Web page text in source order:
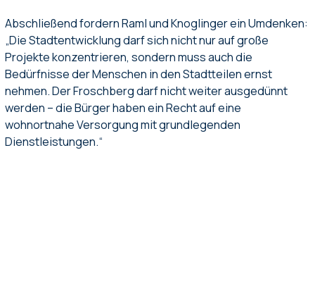
Abschließend fordern Raml und Knoglinger ein Umdenken:
„Die Stadtentwicklung darf sich nicht nur auf große
Projekte konzentrieren, sondern muss auch die
Bedürfnisse der Menschen in den Stadtteilen ernst
nehmen. Der Froschberg darf nicht weiter ausgedünnt
werden – die Bürger haben ein Recht auf eine
wohnortnahe Versorgung mit grundlegenden
Dienstleistungen.“